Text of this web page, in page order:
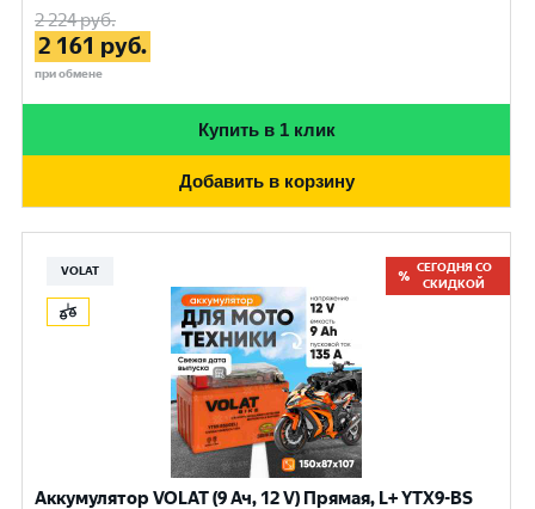
2 224руб.
2 161 руб.
при обмене
Купить в 1 клик
Добавить в корзину
VOLAT
СЕГОДНЯ СО
СКИДКОЙ
Аккумулятор VOLAT (9 Ач, 12 V) Прямая, L+ YTX9-BS